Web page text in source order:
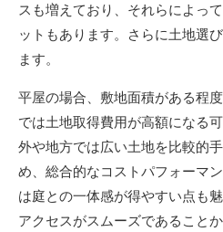
スも増えており、それらによっ
ットもあります。さらに土地選
ます。
平屋の場合、敷地面積がある程
では土地取得費用が高額になる
外や地方では広い土地を比較的
め、総合的なコストパフォーマ
は庭との一体感が得やすい点も
アクセスがスムーズであること